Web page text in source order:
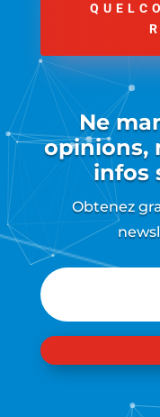
Ne
opinions,
infos
Obtenez